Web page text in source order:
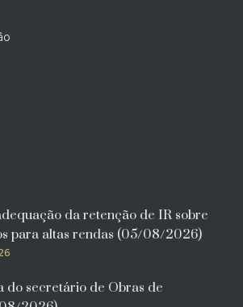
da retenção de IR sobre
para altas rendas (05/08/2026)
do secretário de Obras de